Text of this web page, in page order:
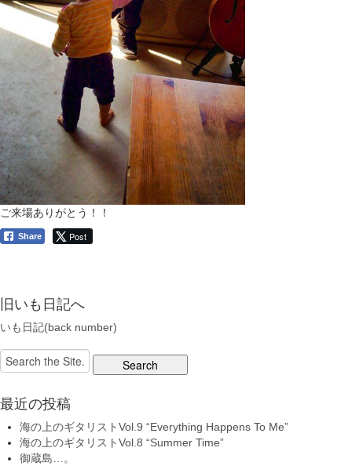
ご来場ありがとう！！
Share Post
旧いも日記へ
いも日記(back number)
Search
for:
最近の投稿
海の上のギタリストVol.9 “Everything Happens To Me”
海の上のギタリストVol.8 “Summer Time”
御蔵島…。